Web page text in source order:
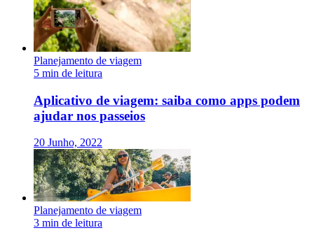
Planejamento de viagem
5 min de leitura
Aplicativo de viagem: saiba como apps podem
ajudar nos passeios
20 Junho, 2022
Planejamento de viagem
3 min de leitura